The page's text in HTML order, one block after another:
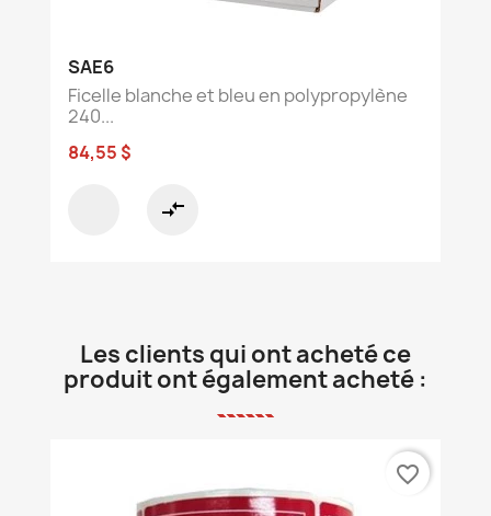
SAE6
Ficelle blanche et bleu en polypropylène
240...
84,55 $
compare_arrows
Les clients qui ont acheté ce
produit ont également acheté :
favorite_border